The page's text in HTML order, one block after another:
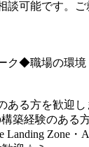
談可能です。ご
◆職場の環境
ある方を歓迎
築経験のある
Landing Zone・